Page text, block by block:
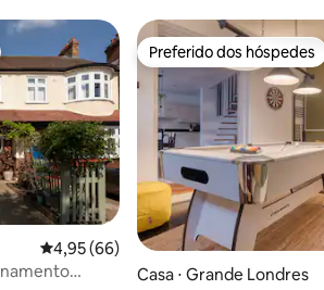
4,95 de uma avaliação média de 5, 66
4,95 (66)
Preferido dos hóspedes
Preferido dos hóspedes
Casa ⋅ Grande Londres